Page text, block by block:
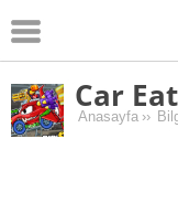
Android
Pc Oyunları
Car
Anasayfa ››